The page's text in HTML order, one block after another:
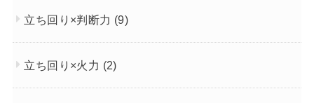
立ち回り×判断力 (9)
立ち回り×火力 (2)